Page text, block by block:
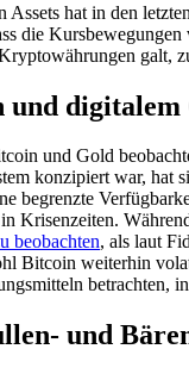
hat in den
die
galt,
und digitalem
und Gold
konzipiert war, hat
begrenzte
Krisenzeiten.
beobachten, als laut
Bitcoin weiterhin
betrachten,
und